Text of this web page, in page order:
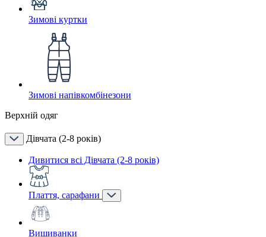
Зимові куртки
Зимові напівкомбінезони
Верхній одяг
Дівчата (2-8 років)
Дивитися всі Дівчата (2-8 років)
Плаття, сарафани
Вишиванки